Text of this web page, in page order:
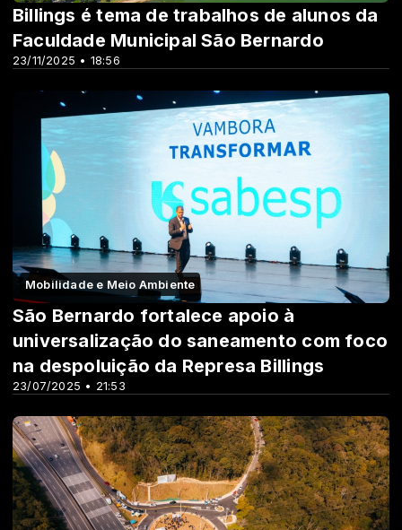
23/11/2025 • 18:56
Billings é tema de trabalhos de alunos da
Faculdade Municipal São Bernardo
Mobilidade e Meio Ambiente
23/07/2025 • 21:53
São Bernardo fortalece apoio à
universalização do saneamento com foco
na despoluição da Represa Billings